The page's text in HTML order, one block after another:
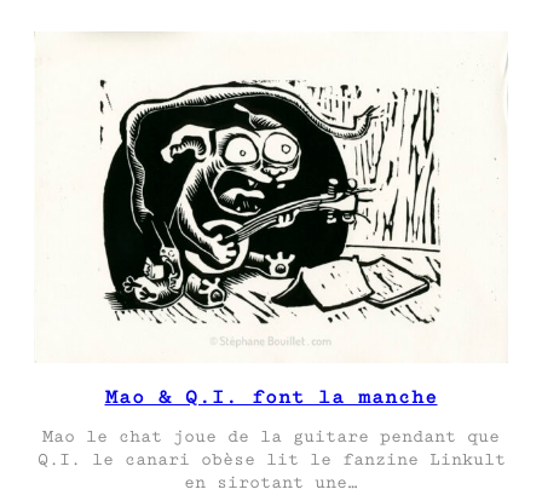
Mao & Q.I. font la manche
Mao le chat joue de la guitare pendant que
Q.I. le canari obèse lit le fanzine Linkult
en sirotant une…